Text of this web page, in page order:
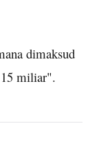
dimaksud
miliar".